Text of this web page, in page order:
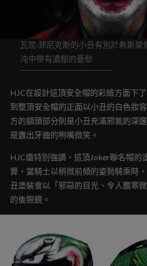
瓦昆·菲尼克斯的小丑有別於希斯萊
沌中帶有濃郁的憂愁
HJC在設計這頂安全帽的彩繪方面下
到整頂安全帽的正面以小丑的白色妝
方的額頭部分則是小丑充滿邪氣的深
是露出牙齒的咧嘴微笑。
HJC還特別強調，這頂Joker聯名帽的
算，當騎士以稍微前傾的姿勢騎乘時
丑塗裝會以「邪惡的目光、令人膽寒
的後照鏡。